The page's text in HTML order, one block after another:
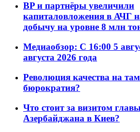
BP и партнёры увеличили
капиталовложения в АЧГ
добычу на уровне 8 млн
Медиаобзор: С 16:00 5
августа 2026 года
Революция качества на
бюрократия?
Что стоит за визитом
Азербайджана в Киев?